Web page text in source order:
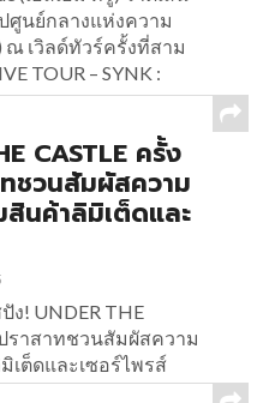
ศูนย์กลางแห่งความ
ณ เวิลด์ทัวร์ครั้งที่สาม
TOUR – SYNK :
CASTLE ครั้ง
ทชวนสัมผัสความ
นค้าลิมิเต็ดและ
ง! UNDER THE
ปราสาทชวนสัมผัสความ
ต็ดและเซอร์ไพรส์
UNDER THE